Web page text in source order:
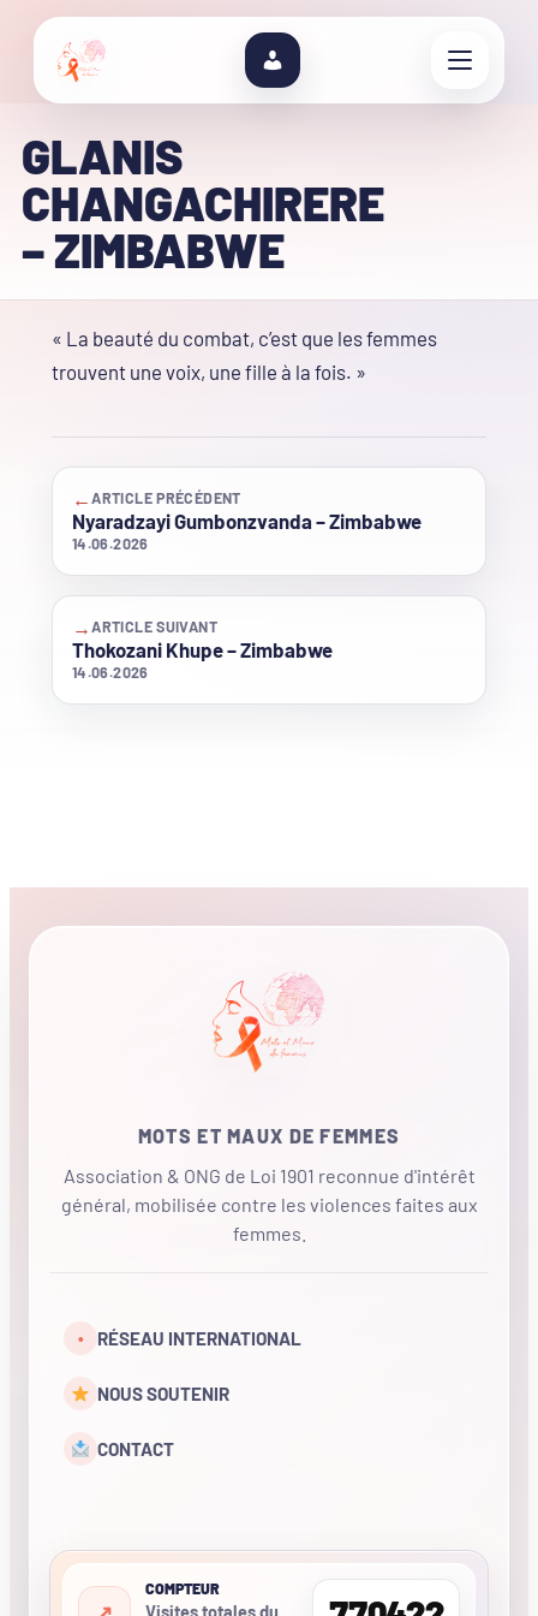
GLANIS
CHANGACHIRERE
– ZIMBABWE
« La beauté du combat, c’est que les femmes
trouvent une voix, une fille à la fois. »
←ARTICLE PRÉCÉDENT
Nyaradzayi Gumbonzvanda – Zimbabwe
14.06.2026
→ARTICLE SUIVANT
Thokozani Khupe – Zimbabwe
14.06.2026
MOTS ET MAUX DE FEMMES
Association & ONG de Loi 1901 reconnue d'intérêt
général, mobilisée contre les violences faites aux
femmes.
• RÉSEAU INTERNATIONAL
NOUS SOUTENIR
CONTACT
COMPTEUR
Visites totales du